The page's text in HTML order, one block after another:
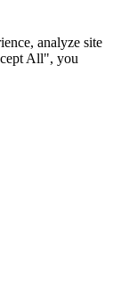
analyze site
All", you